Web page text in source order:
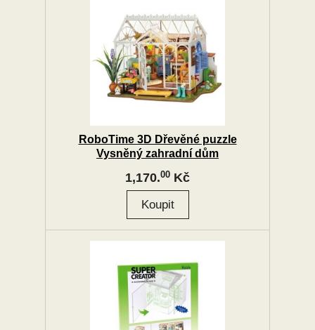
RoboTime 3D Dřevěné puzzle
Vysněný zahradní dům
1,170.00 Kč